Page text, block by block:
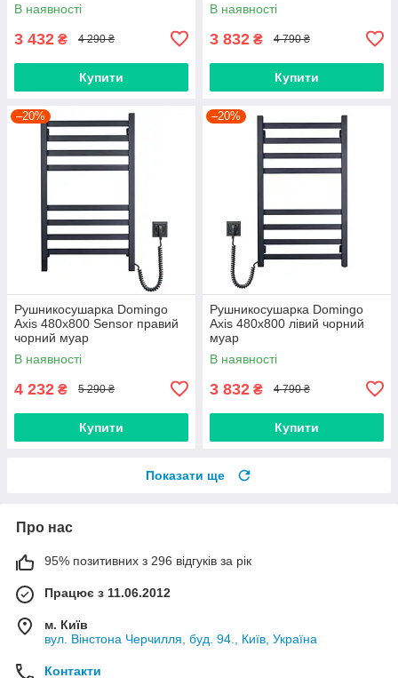
В наявності
3 432 ₴ 4 290 ₴
Купити
В наявності
3 832 ₴ 4 790 ₴
Купити
–20%
Рушникосушарка Domingo
Axis 480x800 Sensor правий
чорний муар
В наявності
4 232 ₴ 5 290 ₴
Купити
–20%
Рушникосушарка Domingo
Axis 480x800 лівий чорний
муар
В наявності
3 832 ₴ 4 790 ₴
Купити
Показати ще
Про нас
95% позитивних з 296 відгуків за рік
Працює з 11.06.2012
м. Київ
вул. Вінстона Черчилля, буд. 94., Київ, Україна
Контакти